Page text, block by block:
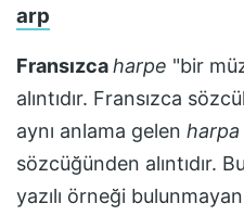
arp
Fransızcaharpe "bir
alıntıdır. Fransızca
aynı anlama gelen harpa
sözcüğünden alıntıdır.
yazılı örneği bulunmayan